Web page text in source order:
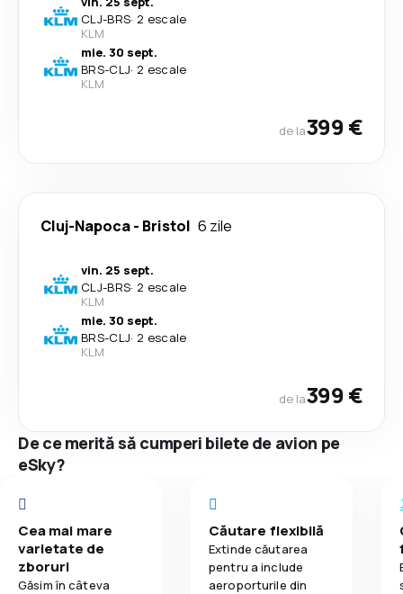
CLJ-BRS· 2 escale
KLM
mie. 30 sept.
BRS-CLJ· 2 escale
KLM
de la399 €
Cluj-Napoca- Bristol 6 zile
vin. 25 sept.
CLJ-BRS· 2 escale
KLM
mie. 30 sept.
BRS-CLJ· 2 escale
KLM
de la399 €
De ce merită să cumperi bilete de avion pe
eSky?
Cea mai mare
varietate de
zboruri
Găsim în câteva
Căutare flexibilă
Extinde căutarea
pentru a include
aeroporturile din